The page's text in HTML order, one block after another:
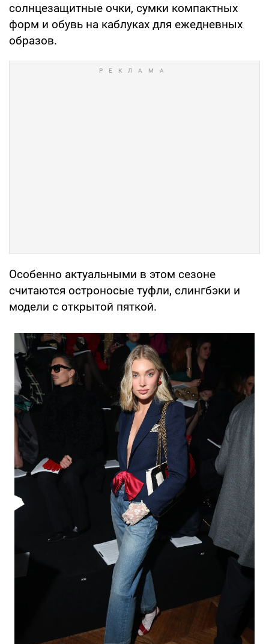
солнцезащитные очки, сумки компактных
форм и обувь на каблуках для ежедневных
образов.
Особенно актуальными в этом сезоне
считаются остроносые туфли, слингбэки и
модели с открытой пяткой.